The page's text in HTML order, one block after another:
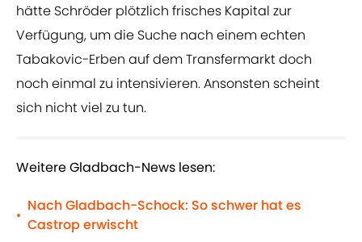
hätte Schröder plötzlich frisches Kapital zur
Verfügung, um die Suche nach einem echten
Tabakovic-Erben auf dem Transfermarkt doch
noch einmal zu intensivieren. Ansonsten scheint
sich nicht viel zu tun.
Weitere Gladbach-News lesen:
•
Nach Gladbach-Schock: So schwer hat es
Castrop erwischt